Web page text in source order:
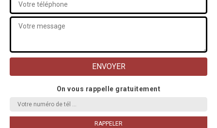
On vous rappelle gratuitement